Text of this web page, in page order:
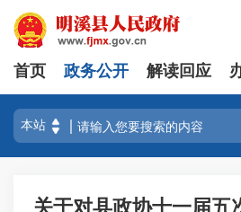
首页 政务公开 解读回应
关于对县政协十一届五